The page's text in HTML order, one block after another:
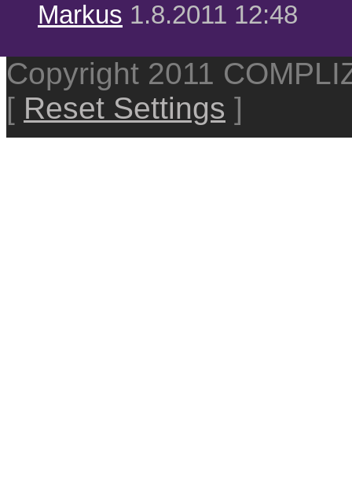
Markus 1.8.2011 12:48
Copyright 2011
[ Reset Settings ]